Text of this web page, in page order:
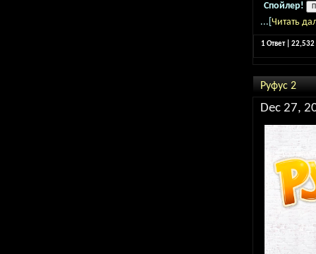
Спойлер!
...[ Читать
1 Ответ |
Руфус 2
Dec 27,